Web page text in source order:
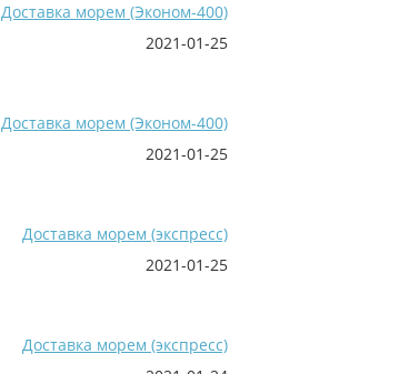
Доставка морем (Эконом-400)
2021-01-25
Доставка морем (Эконом-400)
2021-01-25
Доставка морем (экспресс)
2021-01-25
Доставка морем (экспресс)